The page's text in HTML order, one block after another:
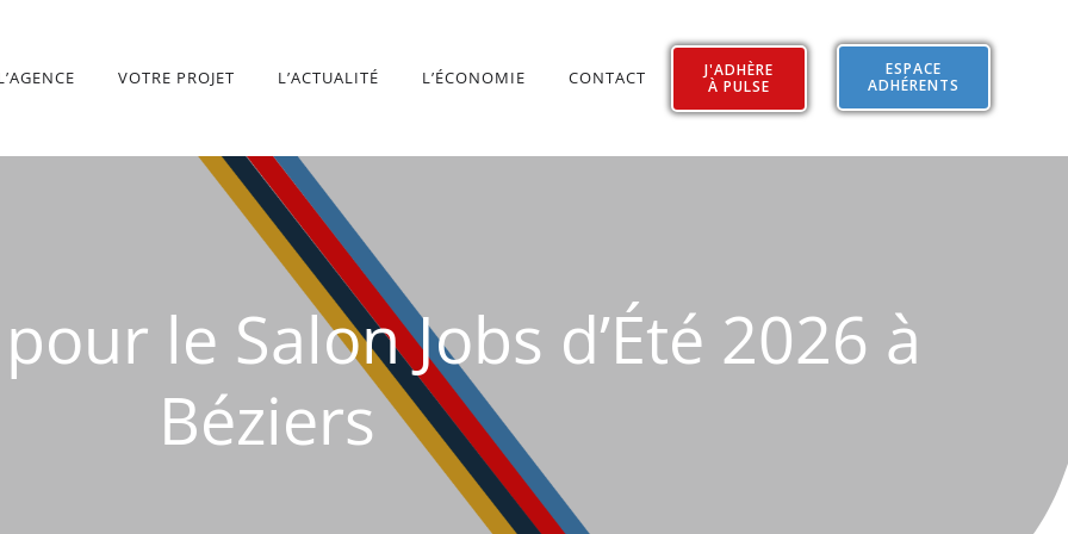
VOTRE PROJET L’ACTUALITÉ L’ÉCONOMIE CONTACT
J'ADHÈRE
À PULSE
ESPACE
ADHÉRENTS
le Salon Jobs d’Été 2026 à
Béziers